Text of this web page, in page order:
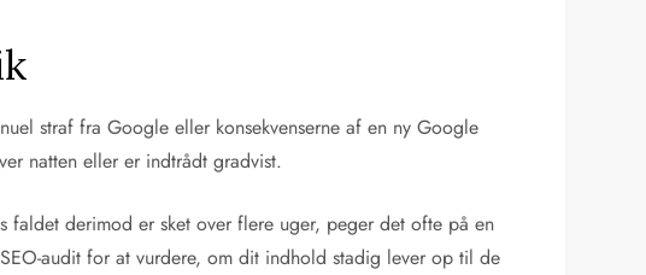
straf fra Google eller konsekvenserne af en ny Google
natten eller er indtrådt gradvist.
faldet derimod er sket over flere uger, peger det ofte på en
audit for at vurdere, om dit indhold stadig lever op til de